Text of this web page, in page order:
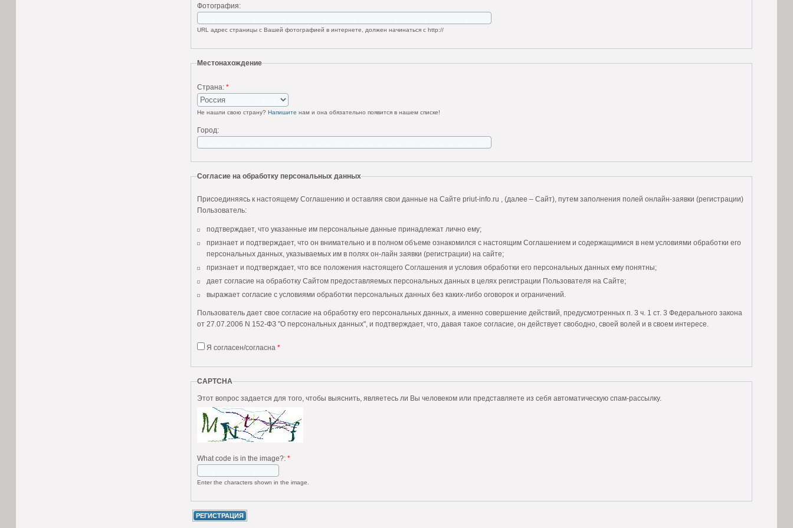
Фотография:
URL адрес страницы с Вашей фотографией в интернете, должен начинаться с http://
Местонахождение
Страна: *
Не нашли свою страну? Напишите нам и она обязательно появится в нашем списке!
Город:
Согласие на обработку персональных данных
Присоединяясь к настоящему Соглашению и оставляя свои данные на Сайте priut-info.ru , (далее – Сайт), путем заполнения полей онлайн-заявки (регистрации)
Пользователь:
подтверждает, что указанные им персональные данные принадлежат лично ему;
признает и подтверждает, что он внимательно и в полном объеме ознакомился с настоящим Соглашением и содержащимися в нем условиями обработки его
персональных данных, указываемых им в полях он-лайн заявки (регистрации) на сайте;
признает и подтверждает, что все положения настоящего Соглашения и условия обработки его персональных данных ему понятны;
дает согласие на обработку Сайтом предоставляемых персональных данных в целях регистрации Пользователя на Сайте;
выражает согласие с условиями обработки персональных данных без каких-либо оговорок и ограничений.
Пользователь дает свое согласие на обработку его персональных данных, а именно совершение действий, предусмотренных п. 3 ч. 1 ст. 3 Федерального закона
от 27.07.2006 N 152-ФЗ "О персональных данных", и подтверждает, что, давая такое согласие, он действует свободно, своей волей и в своем интересе.
Согласие Пользователя на обработку персональных данных является конкретным, информированным и сознательным.
фамилия, имя, отчество;
номера телефонов;
адресах электронной почты (E-mail).
Пользователь, предоставляет Сайту право осуществлять следующие действия (операции) с персональными данными:
сбор и накопление;
хранение в течение установленных нормативными документами сроков хранения отчетности, но не менее трех лет, с момента даты прекращения
пользования услуг Сайта Пользователем;
уничтожение;
Я согласен/согласна *
CAPTCHA
Этот вопрос задается для того, чтобы выяснить, являетесь ли Вы человеком или представляете из себя автоматическую спам-рассылку.
What code is in the image?: *
Enter the characters shown in the image.